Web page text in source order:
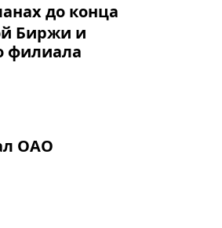
до конца
Биржи и
филиала
ОАО